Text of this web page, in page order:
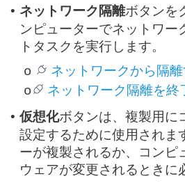
• ネットワーク隔離ボタンを
ンピューターでネットワー
トタスクを実行します。
o ネットワークから隔
o ネットワーク隔離を終
• 仮想化ボタンは、複製用に
設定するために使用されま
ーが複製されるか、コンピ
ウェアが変更されるときに